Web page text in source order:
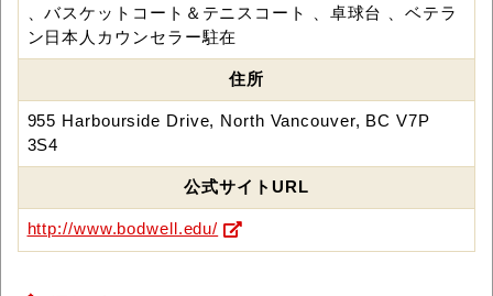
、バスケットコート＆テニスコート 、卓球台 、ベテラ
ン日本人カウンセラー駐在
住所
955 Harbourside Drive, North Vancouver, BC V7P
3S4
公式サイトURL
http://www.bodwell.edu/